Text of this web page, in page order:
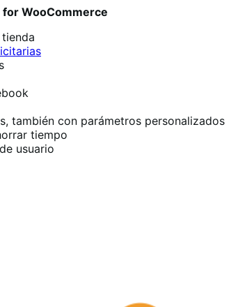
WooCommerce
también con parámetros personalizados
tiempo
usuario